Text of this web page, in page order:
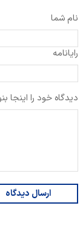
نام شما
رایانامه
دیدگاه خود را اینجا
ارسال دیدگاه